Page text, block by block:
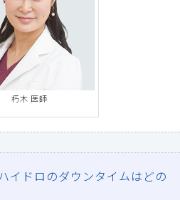
朽木 医師
イドロのダウンタイムはどの